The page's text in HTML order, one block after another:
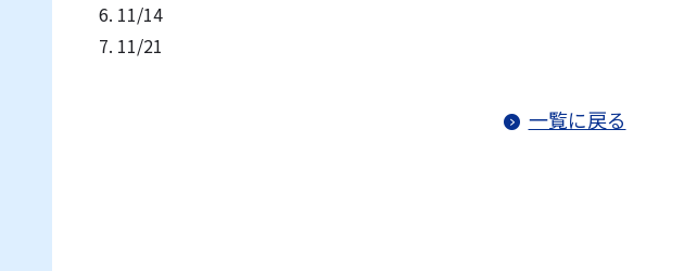
11/14
11/21
一覧に戻る